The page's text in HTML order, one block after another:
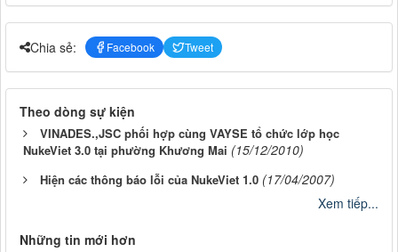
Chia sẻ: Facebook Tweet
Theo dòng sự kiện
VINADES.,JSC phối hợp cùng VAYSE tổ chức lớp học
NukeViet 3.0 tại phường Khương Mai (15/12/2010)
Hiện các thông báo lỗi của NukeViet 1.0 (17/04/2007)
Xem tiếp...
Những tin mới hơn